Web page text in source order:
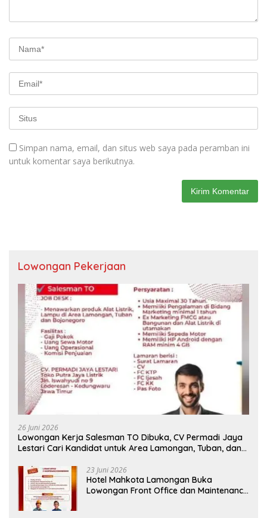
Simpan nama, email, dan situs web saya pada peramban ini
untuk komentar saya berikutnya.
Lowongan Pekerjaan
26 Juni 2026
Lowongan Kerja Salesman TO Dibuka, CV Permadi Jaya
Lestari Cari Kandidat untuk Area Lamongan, Tuban, dan
23 Juni 2026
Hotel Mahkota Lamongan Buka
Lowongan Front Office dan Maintenance